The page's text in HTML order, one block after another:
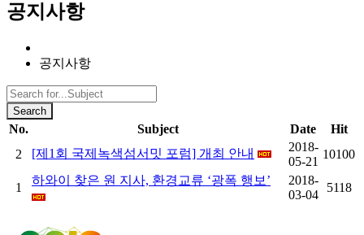
공지사항
공지사항
Search
No. Subject Date
Hit
2
[제1회 국제녹색섬서밋 포럼] 개최 안내
2018-
05-21
10100
1
하와이 찾은 원 지사, 환경교류 ‘광폭 행보’
2018-
03-04
5118